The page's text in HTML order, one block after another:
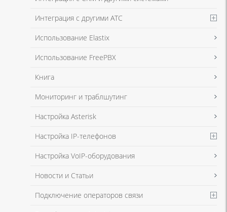
Я даю согласие на обработку моих персональных данных для связи
в соответствии с Политикой в отношении обработки персональных
Интеграция с другими АТС
Использование Elastix
Использование FreePBX
Книга
Мониторинг и траблшутинг
Настройка Asterisk
Настройка IP-телефонов
Настройка VoIP-оборудования
Новости и Статьи
Подключение операторов связи